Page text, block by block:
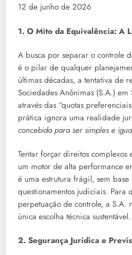
12 de junho de 2026
1. O Mito da Equivalência: A
A busca por separar o controle
é o pilar de qualquer
últimas décadas, a tentativa de
Sociedades Anônimas (S.A.) em
através das “quotas
prática ignora uma realidade
concebida para ser simples e
Tentar forçar direitos
um motor de alta performance
é uma estrutura frágil, sem
questionamentos judiciais. Para
perpetuação de controle, a S.A.
única escolha técnica sustentável.
2. Segurança Jurídica e